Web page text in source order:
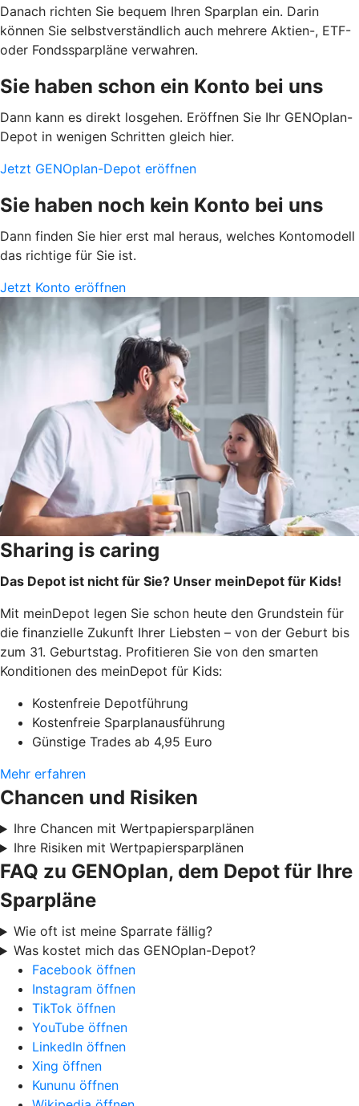
Danach richten Sie bequem Ihren Sparplan ein. Darin
können Sie selbstverständlich auch mehrere Aktien-, ETF-
oder Fondssparpläne verwahren.
Sie haben schon ein Konto bei uns
Dann kann es direkt losgehen. Eröffnen Sie Ihr GENOplan-
Depot in wenigen Schritten gleich hier.
Jetzt GENOplan-Depot eröffnen
Sie haben noch kein Konto bei uns
Dann finden Sie hier erst mal heraus, welches Kontomodell
das richtige für Sie ist.
Jetzt Konto eröffnen
Sharing is caring
Das Depot ist nicht für Sie? Unser meinDepot für Kids!
Mit meinDepot legen Sie schon heute den Grundstein für
die finanzielle Zukunft Ihrer Liebsten – von der Geburt bis
zum 31. Geburtstag. Profitieren Sie von den smarten
Konditionen des meinDepot für Kids:
Kostenfreie Depotführung
Kostenfreie Sparplanausführung
Günstige Trades ab 4,95 Euro
Mehr erfahren
Chancen und Risiken
Ihre Chancen mit Wertpapiersparplänen
Ihre Risiken mit Wertpapiersparplänen
FAQ zu GENOplan, dem Depot für Ihre
Sparpläne
Wie oft ist meine Sparrate fällig?
Was kostet mich das GENOplan-Depot?
Facebook öffnen
Instagram öffnen
TikTok öffnen
YouTube öffnen
LinkedIn öffnen
Xing öffnen
Kununu öffnen